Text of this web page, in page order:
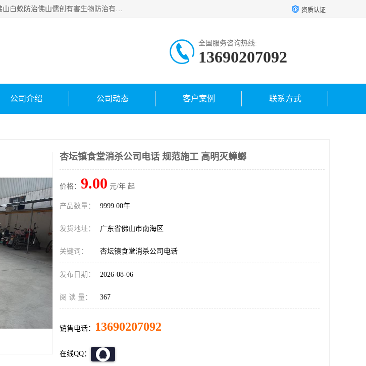
佛山白蚁防治公司,佛山白蚁防治哪家好,佛山杀虫公司,佛山除四害公司,佛山灭白蚁公司,佛山白蚁防治佛山儒创有害生物防治有限公司是一家佛山杀虫公司、佛山除四害公司、佛山灭白蚁公司、佛山白蚁防治公司，让您远离虫害困扰。要问佛山白蚁防治哪家好？佛山儒创有害生物防治有限公司全佛山、广州，正规公司，上门勘查，可靠，售后有保障。 资质认证
全国服务咨询热线:
13690207092
公司介绍 公司动态 客户案例 联系方式
杏坛镇食堂消杀公司电话 规范施工 高明灭蟑螂
价格： 9.00 元/年 起
产品数量： 9999.00年
发货地址： 广东省佛山市南海区
关键词： 杏坛镇食堂消杀公司电话
发布日期： 2026-08-06
阅 读 量： 367
销售电话： 13690207092
在线QQ：